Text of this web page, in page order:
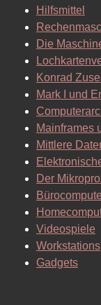
Hilfsmittel
Die
Konrad
Mark I und
Mainframes
Mittlere
Der
Videospiele
Workstations
Gadgets